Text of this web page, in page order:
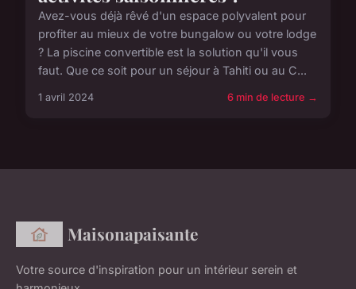
Avez-vous déjà rêvé d'un espace polyvalent pour
profiter au mieux de votre bungalow ou votre lodge
? La piscine convertible est la solution qu'il vous
faut. Que ce soit pour un séjour à Tahiti ou au C...
1 avril 2024 6 min de lecture →
Maisonapaisante
Votre source d'inspiration pour un intérieur serein et